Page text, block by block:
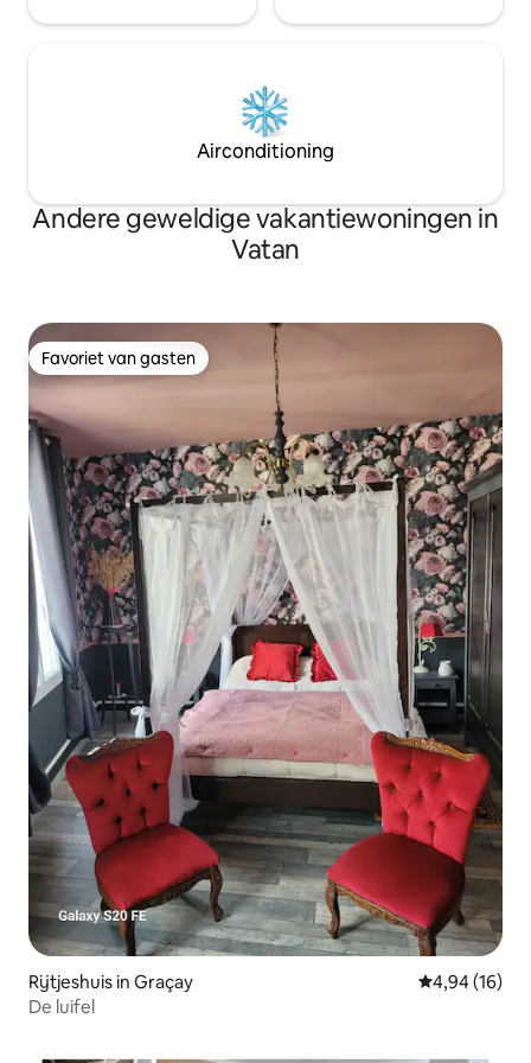
Airconditioning
Andere geweldige vakantiewoningen in
Vatan
Favoriet van gasten
Favoriet van gasten
Rijtjeshuis in Graçay Gemiddelde
4,94 (16)
De luifel